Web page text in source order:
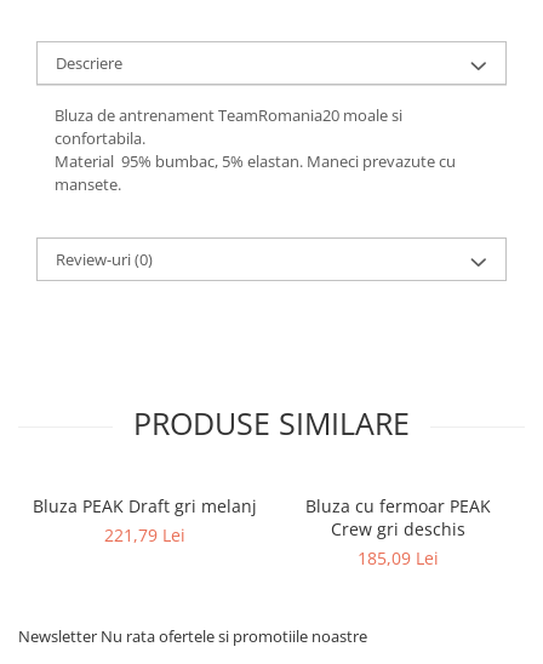
Descriere
Bluza de antrenament TeamRomania20 moale si
confortabila.
Material 95% bumbac, 5% elastan. Maneci prevazute cu
mansete.
Review-uri(0)
PRODUSE SIMILARE
Bluza PEAK Draft gri melanj
221,79 Lei
Bluza cu fermoar PEAK
Crew gri deschis
185,09 Lei
Newsletter Nu rata ofertele si promotiile noastre